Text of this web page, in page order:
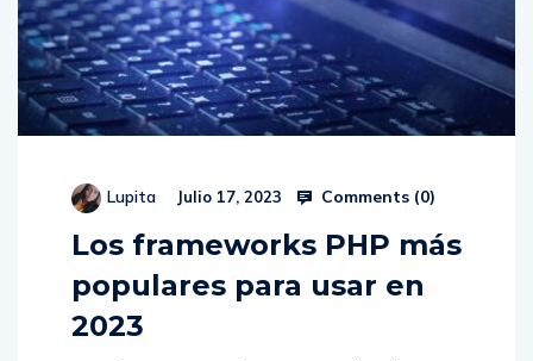
Lupita Julio 17, 2023 Comments (0)
Los frameworks PHP más
populares para usar en
2023